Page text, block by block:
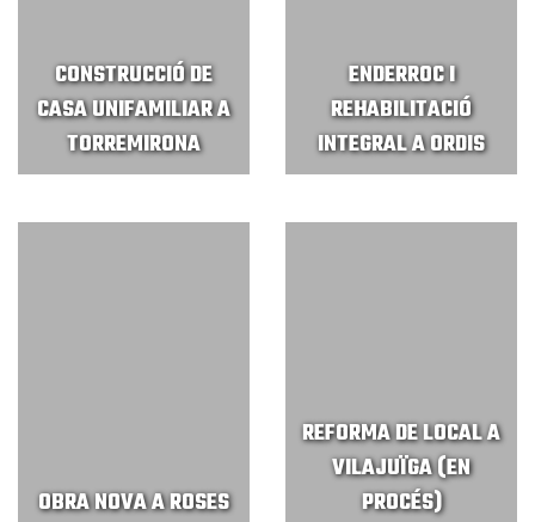
CONSTRUCCIÓ DE
CASA UNIFAMILIAR A
TORREMIRONA
ENDERROC I
REHABILITACIÓ
INTEGRAL A ORDIS
OBRA NOVA A ROSES
REFORMA DE LOCAL A
VILAJUÏGA (EN
PROCÉS)